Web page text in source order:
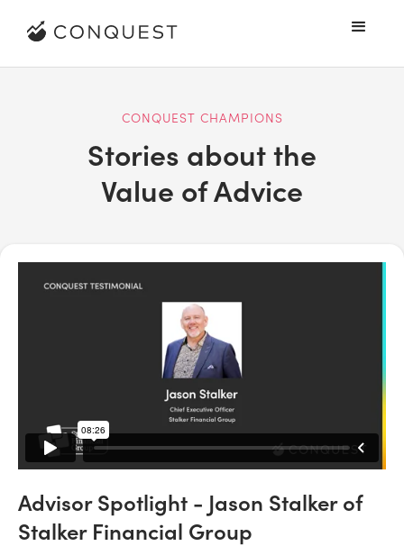
CONQUEST CHAMPIONS
Stories about the
Value of Advice
Advisor Spotlight - Jason Stalker of
Stalker Financial Group